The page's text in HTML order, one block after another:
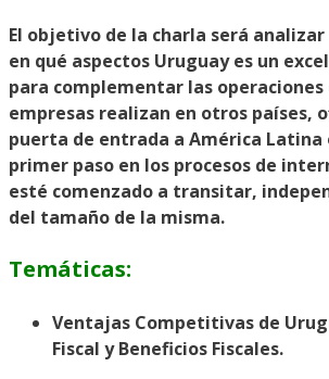
El objetivo de la charla será
en qué aspectos Uruguay es un
para complementar las operaciones
empresas realizan en otros países,
puerta de entrada a América Latina
primer paso en los procesos de
esté comenzado a transitar,
del tamaño de la misma.
Temáticas:
Ventajas Competitivas de
Fiscal y Beneficios Fiscales.